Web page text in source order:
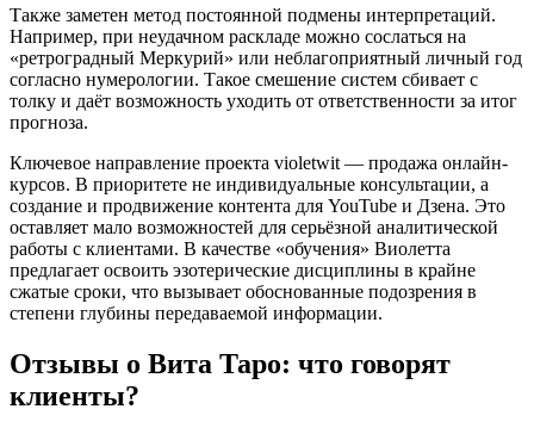
Также заметен метод постоянной подмены интерпретаций.
Например, при неудачном раскладе можно сослаться на
«ретроградный Меркурий» или неблагоприятный личный год
согласно нумерологии. Такое смешение систем сбивает с
толку и даёт возможность уходить от ответственности за итог
прогноза.
Ключевое направление проекта violetwit — продажа онлайн-
курсов. В приоритете не индивидуальные консультации, а
создание и продвижение контента для YouTube и Дзена. Это
оставляет мало возможностей для серьёзной аналитической
работы с клиентами. В качестве «обучения» Виолетта
предлагает освоить эзотерические дисциплины в крайне
сжатые сроки, что вызывает обоснованные подозрения в
степени глубины передаваемой информации.
Отзывы о Вита Таро: что говорят
клиенты?